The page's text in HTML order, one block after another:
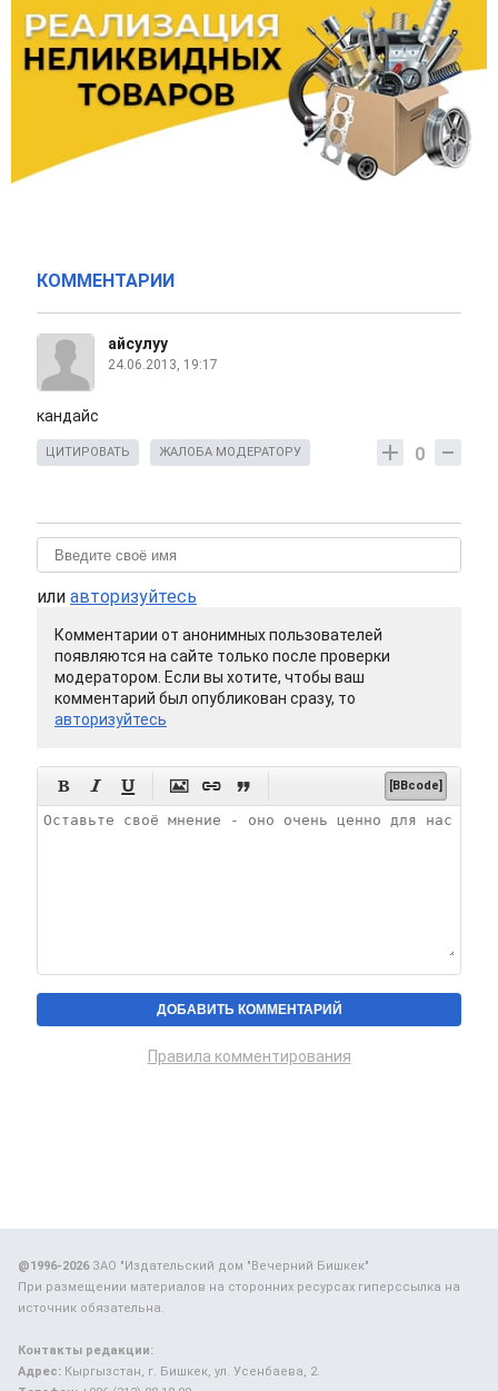
КОММЕНТАРИИ
айсулуу
24.06.2013, 19:17
кандайс
0
ЦИТИРОВАТЬ ЖАЛОБА МОДЕРАТОРУ
или авторизуйтесь
Комментарии от анонимных пользователей
появляются на сайте только после проверки
модератором. Если вы хотите, чтобы ваш
комментарий был опубликован сразу, то
авторизуйтесь
      [BBcode]
Правила комментирования
@1996-2026ЗАО "Издательский дом "Вечерний Бишкек"
При размещении материалов на сторонних ресурсах гиперссылка на
источник обязательна.
Контакты редакции:
Адрес: Кыргызстан, г. Бишкек, ул. Усенбаева, 2.